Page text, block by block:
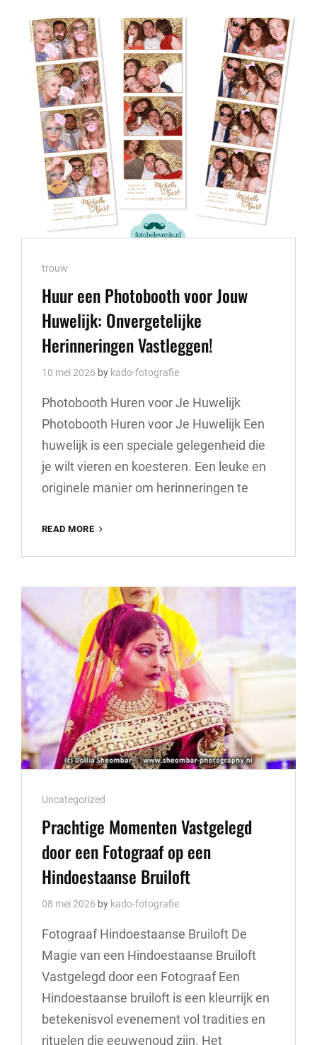
FOTO’S:
TIJDLOZE
HERINNERINGEN
VASTGELEGD
Cat
Links
trouw
Huur een Photobooth voor Jouw
Huwelijk: Onvergetelijke
Herinneringen Vastleggen!
10 mei 2026 by kado-fotografie
Photobooth Huren voor Je Huwelijk
Photobooth Huren voor Je Huwelijk Een
huwelijk is een speciale gelegenheid die
je wilt vieren en koesteren. Een leuke en
originele manier om herinneringen te
READ MORE
PHOTOBOOTH
JOUW
HUWELIJK:
ONVERGETELIJKE
HERINNERINGEN
VASTLEGGEN!
Cat
Links
Uncategorized
Prachtige Momenten Vastgelegd
door een Fotograaf op een
Hindoestaanse Bruiloft
08 mei 2026 by kado-fotografie
Fotograaf Hindoestaanse Bruiloft De
Magie van een Hindoestaanse Bruiloft
Vastgelegd door een Fotograaf Een
Hindoestaanse bruiloft is een kleurrijk en
betekenisvol evenement vol tradities en
rituelen die eeuwenoud zijn. Het